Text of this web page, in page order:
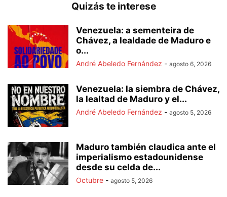
Quizás te interese
Venezuela: a sementeira de
Chávez, a lealdade de Maduro e
o...
André Abeledo Fernández - agosto 6, 2026
Venezuela: la siembra de Chávez,
la lealtad de Maduro y el...
André Abeledo Fernández - agosto 5, 2026
Maduro también claudica ante el
imperialismo estadounidense
desde su celda de...
Octubre - agosto 5, 2026